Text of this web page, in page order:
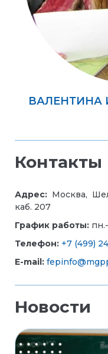
ВАЛЕНТИНА
Контакты
Адрес: Москва,
каб. 207
График работы:
Телефон: +7 (499)
E-mail:
Новости